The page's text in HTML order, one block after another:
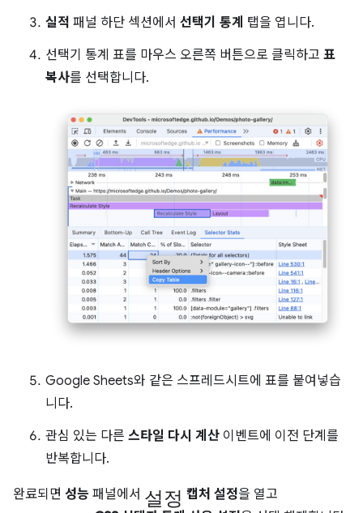
실적 패널 하단 섹션에서 선택기 통계 탭을 엽니다.
선택기 통계 표를 마우스 오른쪽 버튼으로 클릭하고 표
복사를 선택합니다.
Google Sheets와 같은 스프레드시트에 표를 붙여넣습
니다.
관심 있는 다른 스타일 다시 계산 이벤트에 이전 단계를
반복합니다.
완료되면 성능 패널에서 설정 캡처 설정을 열고